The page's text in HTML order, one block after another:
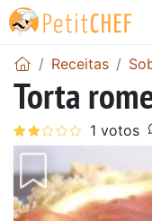
Receitas
Torta